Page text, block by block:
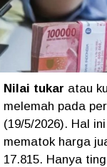
Nilai tukar atau
melemah pada
(19/5/2026). Hal
mematok harga
17.815. Hanya